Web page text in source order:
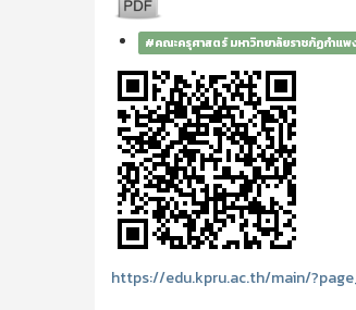
#คณะครุศาสตร์ มหาวิทยาลัยราชภัฏกำแพ
https://edu.kpru.ac.th/main/